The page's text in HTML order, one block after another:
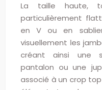
La taille haute,
particulièrement
en V ou en
visuellement les
créant ainsi une
pantalon ou une
associé à un crop